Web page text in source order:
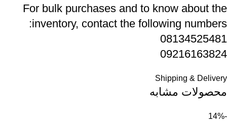
For bulk purchases and to know about the
inventory, contact the following numbers:
08134525481
09216163824
Shipping & Delivery
محصولات مشابه
-14%